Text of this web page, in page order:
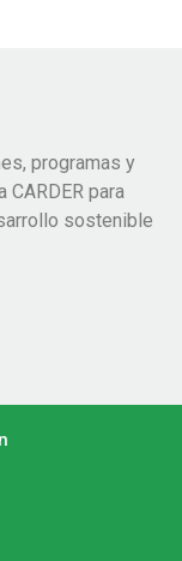
programas y
para
sostenible